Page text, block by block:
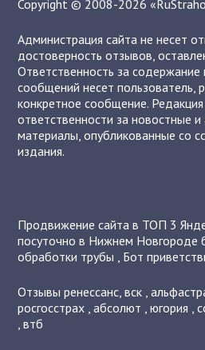
Copyright © 2008-2026
Администрация сайта не несет
достоверность отзывов,
Ответственность за
сообщений несет пользователь,
конкретное сообщение.
ответственности за новостные и
материалы, опубликованные со
издания.
Продвижение сайта в ТОП 3
посуточно в Нижнем Новгороде
обработки трубы , Бот
Отзывыренессанс,вск ,
росгосстрах ,абсолют ,югория ,
,втб